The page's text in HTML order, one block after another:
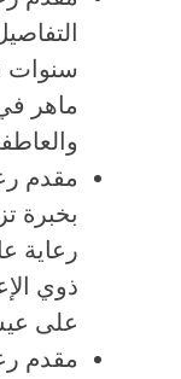
سنوات
ماهر
مقدم
رعاية
ذوي
على
مقدم